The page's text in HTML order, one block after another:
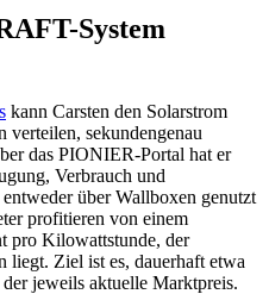
System
kann Carsten den Solarstrom
verteilen, sekundengenau
das PIONIER-Portal hat er
Verbrauch und
über Wallboxen genutzt
profitieren von einem
pro Kilowattstunde, der
liegt. Ziel ist es, dauerhaft etwa
jeweils aktuelle Marktpreis.